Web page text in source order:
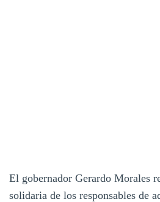
El gobernador Gerardo Morales
solidaria de los responsables de